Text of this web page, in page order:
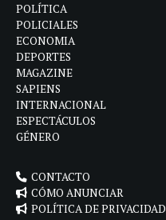
POLÍTICA
POLICIALES
ECONOMIA
DEPORTES
MAGAZINE
SAPIENS
INTERNACIONAL
ESPECTÁCULOS
GÉNERO
CONTACTO
CÓMO ANUNCIAR
POLÍTICA DE PRIVACIDAD